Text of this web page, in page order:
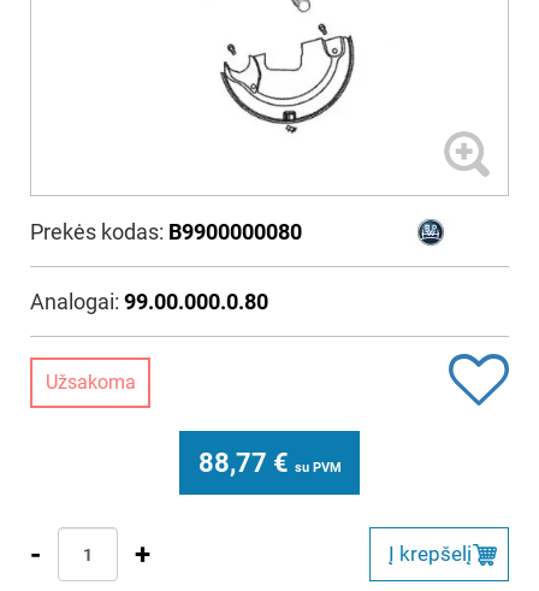
Prekės kodas: B9900000080
Analogai: 99.00.000.0.80
Užsakoma
88,77 € su PVM
- + Į krepšelį